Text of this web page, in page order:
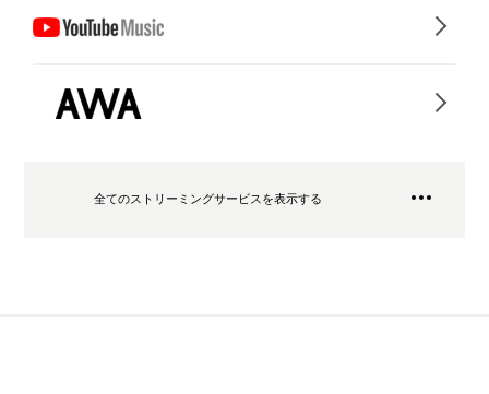
全てのストリーミングサービスを表示する